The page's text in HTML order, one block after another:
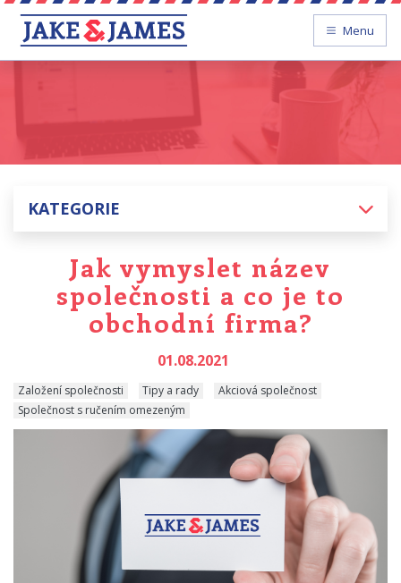
Menu
KATEGORIE
Jak vymyslet název
společnosti a co je to
obchodní firma?
01.08.2021
Založení společnosti Tipy a rady
Akciová společnost
Společnost s ručením omezeným